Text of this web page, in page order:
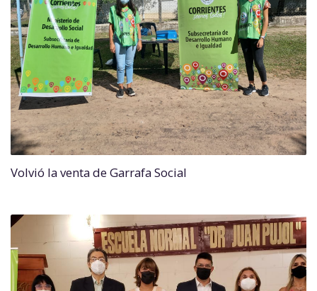
Volvió la venta de Garrafa Social